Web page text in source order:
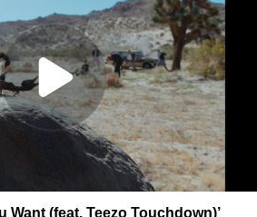
Want (feat. Teezo Touchdown)’